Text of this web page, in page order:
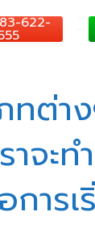
622-
ทต่
จะท
การ